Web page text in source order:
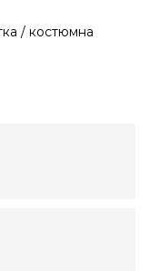
/ костюмна